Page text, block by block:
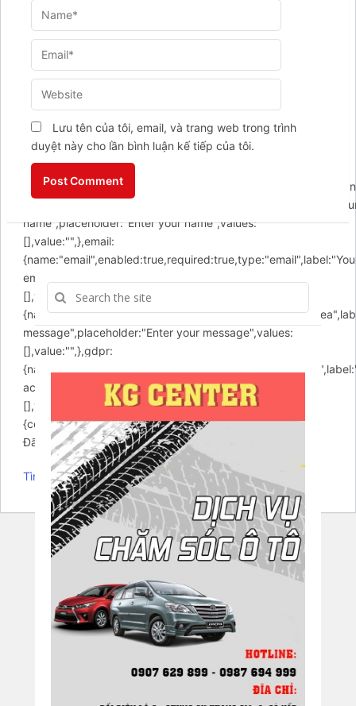
Lưu tên của tôi, email, và trang web trong trình
duyệt này cho lần bình luận kế tiếp của tôi.
',success:"Email sent! We will contact you soon.",error:"Error
sending email! Please try
again!",action:'https://chamsocxekhanggia.com/wp-
admin/admin-ajax.php',buttons:
[{name:"submit",label:"Submit",type:"submit",},],fields:
{formId:{name:'formId',value:'email',type:'hidden'},action:
name",placeholder:"Enter your name",values:
[],value:"",},email:
email",placeholder:"Enter your email",values:
[],value:"",},message:
message",placeholder:"Enter your message",values:
[],value:"",},gdpr:
accept GDPR rules",placeholder:"",values:
[],value:"1",},}},}};setTimeout(function()
{contactUs.init(arcuOptions);},7000);})
Đã có một lỗi nghiêm trọng trên trang web của bạn.
Tìm hiểu thêm về gỡ lỗi trong WordPress.